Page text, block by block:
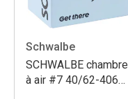
Schwalbe
SCHWALBE chambre
à air #7 40/62-406